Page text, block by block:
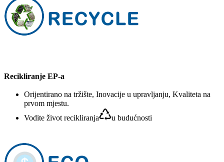
Recikliranje EP-a
Orijentirano na tržište, Inovacije u upravljanju, Kvaliteta na
prvom mjestu.
Vodite život recikliranja
u budućnosti